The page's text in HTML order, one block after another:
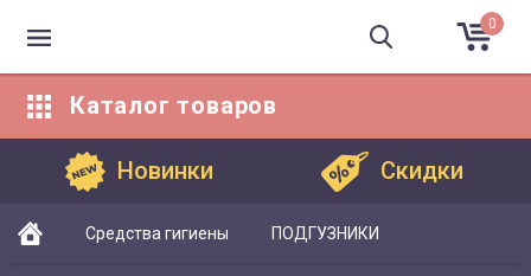
0
Каталог товаров
Новинки Скидки
Средства гигиены ПОДГУЗНИКИ